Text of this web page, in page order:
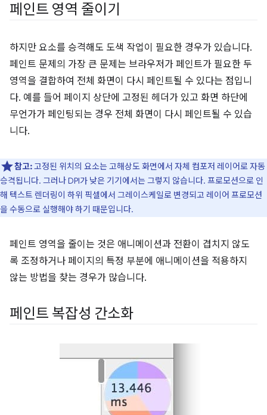
페인트 영역 줄이기
하지만 요소를 승격해도 도색 작업이 필요한 경우가 있습니다.
페인트 문제의 가장 큰 문제는 브라우저가 페인트가 필요한 두
영역을 결합하여 전체 화면이 다시 페인트될 수 있다는 점입니
다. 예를 들어 페이지 상단에 고정된 헤더가 있고 화면 하단에
무언가가 페인팅되는 경우 전체 화면이 다시 페인트될 수 있습
니다.
참고:고정된 위치의 요소는 고해상도 화면에서 자체 컴포저 레이어로 자동
승격됩니다. 그러나 DPI가 낮은 기기에서는 그렇지 않습니다. 프로모션으로 인
해 텍스트 렌더링이 하위 픽셀에서 그레이스케일로 변경되고 레이어 프로모션
을 수동으로 실행해야 하기 때문입니다.
페인트 영역을 줄이는 것은 애니메이션과 전환이 겹치지 않도
록 조정하거나 페이지의 특정 부분에 애니메이션을 적용하지
않는 방법을 찾는 경우가 많습니다.
페인트 복잡성 간소화